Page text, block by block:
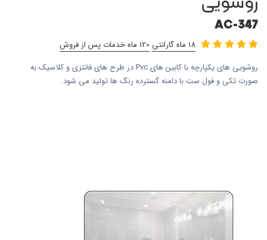
AC-347
18 ماه گارانتی
120 ماه خدمات پس از فروش
روشویی های یکپارچه با کابین های Pvc در طرح های فانتزی و کلاسیک به
صورت تکی و فول ست با دامنه گسترده رنگ ها تولید می شود.